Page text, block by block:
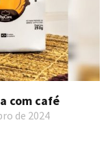
com café
de 2024